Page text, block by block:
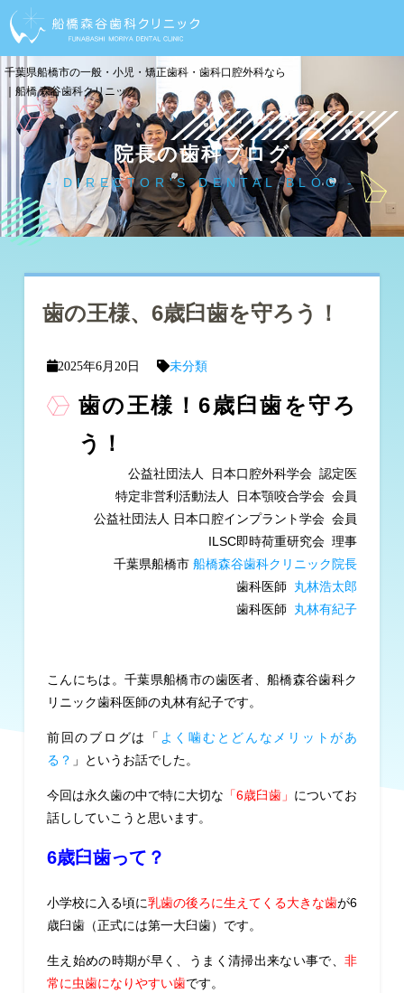
千葉県船橋市の一般・小児・矯正歯科・歯科口腔外科なら
｜船橋 森谷歯科クリニック
院長の歯科ブログ
DIRECTOR'S DENTAL BLOG
歯の王様、6歳臼歯を守ろう！
2025年6月20日 未分類
歯の王様！6歳臼歯を守ろ
う！
公益社団法人 日本口腔外科学会 認定医
特定非営利活動法人 日本顎咬合学会 会員
公益社団法人 日本口腔インプラント学会 会員
ILSC即時荷重研究会 理事
千葉県船橋市船橋森谷歯科クリニック院長
歯科医師 丸林浩太郎
歯科医師 丸林有紀子
こんにちは。千葉県船橋市の歯医者、船橋森谷歯科ク
リニック歯科医師の丸林有紀子です。
前回のブログは「 よく噛むとどんなメリットがあ
る？ 」というお話でした。
今回は永久歯の中で特に大切な 「6歳臼歯」 についてお
話ししていこうと思います。
6歳臼歯って？
小学校に入る頃に乳歯の後ろに生えてくる大きな歯が6
歳臼歯（正式には第一大臼歯）です。
生え始めの時期が早く、うまく清掃出来ない事で、非
常に虫歯になりやすい歯です。